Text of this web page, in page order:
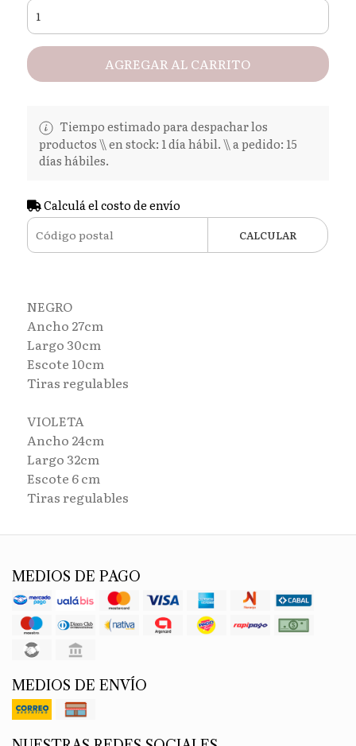
AGREGAR AL CARRITO
Tiempo estimado para despachar los
productos \\ en stock: 1 día hábil. \\ a pedido: 15
días hábiles.
Calculá el costo de envío
CALCULAR
NEGRO
Ancho 27cm
Largo 30cm
Escote 10cm
Tiras regulables
VIOLETA
Ancho 24cm
Largo 32cm
Escote 6 cm
Tiras regulables
MEDIOS DE PAGO
MEDIOS DE ENVÍO